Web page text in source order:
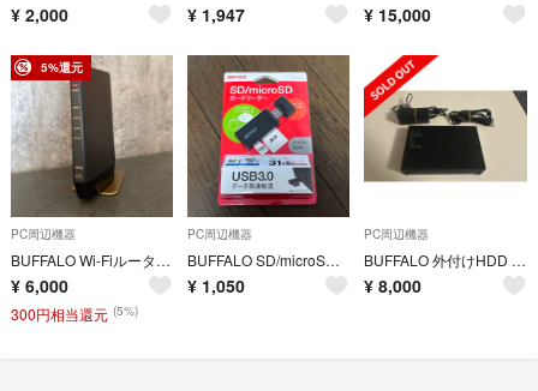
¥ 2,000 ¥ 1,947 ¥ 15,000
5%還元
PC周辺機器
BUFFALO Wi-Fiルーター WSR-5400AX6/DMB
¥ 6,000
300円相当還元 (5%)
PC周辺機器
BUFFALO SD/microSDカードリーダー BSCR27U3BK USB3.0 ブラック データ高速転送
¥ 1,050
PC周辺機器
BUFFALO 外付けHDD 4TB
¥ 8,000